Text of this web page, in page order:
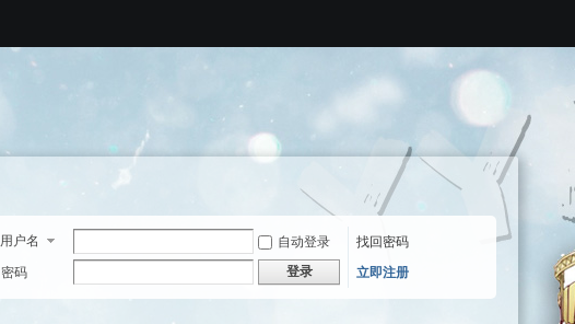
用户名 自动登录
找回密码
密码
登录 立即注册